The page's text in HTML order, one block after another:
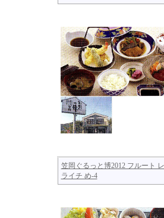
笠岡ぐるっと博2012 フルート
ライチ め-4